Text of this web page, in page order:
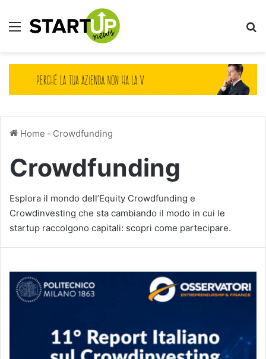
Menu
Home - Crowdfunding
Crowdfunding
Esplora il mondo dell’Equity Crowdfunding e
Crowdinvesting che sta cambiando il modo in cui le
startup raccolgono capitali: scopri come partecipare.